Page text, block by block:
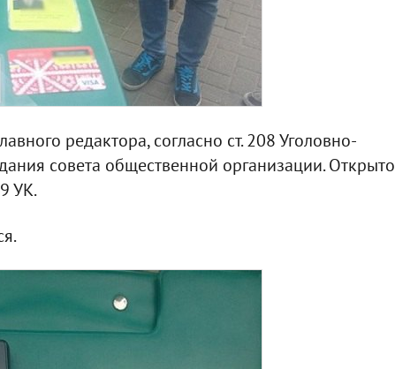
редактора, согласно ст. 208 Уголовно-
совета общественной организации. Открыто
УК.